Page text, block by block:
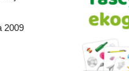
2009